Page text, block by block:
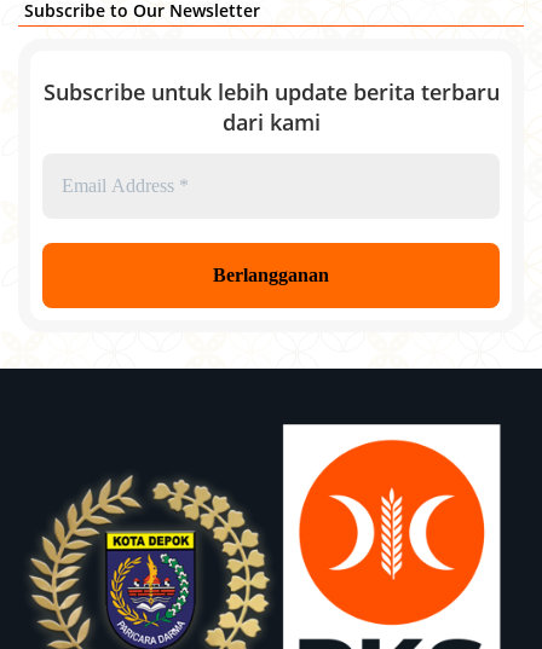
Subscribe to Our Newsletter
Subscribe untuk lebih update berita terbaru
dari kami
Address